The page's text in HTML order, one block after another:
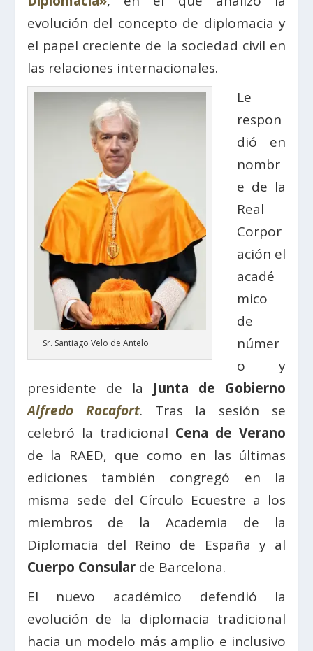
evolución del concepto de diplomacia y
el papel creciente de la sociedad civil en
las relaciones internacionales.
Sr. Santiago Velo de Antelo
Le
respon
dió en
nombr
e de la
Real
Corpor
ación el
acadé
mico
de
númer
o y
presidente de la Junta de Gobierno
Alfredo Rocafort. Tras la sesión se
celebró la tradicional Cena de Verano
de la RAED, que como en las últimas
ediciones también congregó en la
misma sede del Círculo Ecuestre a los
miembros de la Academia de la
Diplomacia del Reino de España y al
Cuerpo Consularde Barcelona.
El nuevo académico defendió la
evolución de la diplomacia tradicional
hacia un modelo más amplio e inclusivo